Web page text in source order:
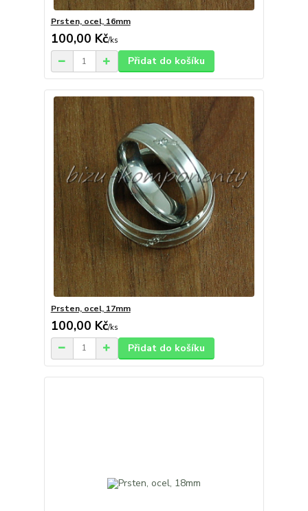
Prsten, ocel, 16mm
100,00 Kč/ks
Přidat do košíku
Prsten, ocel, 17mm
100,00 Kč/ks
Přidat do košíku